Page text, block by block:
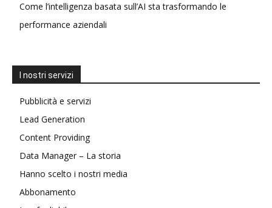
Come l’intelligenza basata sull’AI sta trasformando le
performance aziendali
I nostri servizi
Pubblicità e servizi
Lead Generation
Content Providing
Data Manager – La storia
Hanno scelto i nostri media
Abbonamento